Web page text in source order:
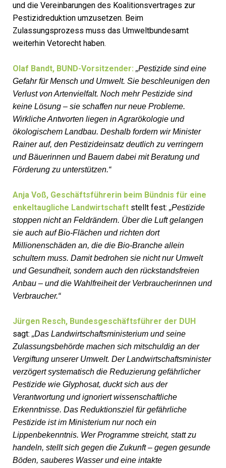
und die Vereinbarungen des Koalitionsvertrages zur
Pestizidreduktion umzusetzen. Beim
Zulassungsprozess muss das Umweltbundesamt
weiterhin Vetorecht haben.
Olaf Bandt, BUND-Vorsitzender: „Pestizide sind eine
Gefahr für Mensch und Umwelt. Sie beschleunigen den
Verlust von Artenvielfalt. Noch mehr Pestizide sind
keine Lösung – sie schaffen nur neue Probleme.
Wirkliche Antworten liegen in Agrarökologie und
ökologischem Landbau. Deshalb fordern wir Minister
Rainer auf, den Pestizideinsatz deutlich zu verringern
und Bäuerinnen und Bauern dabei mit Beratung und
Förderung zu unterstützen.“
Anja Voß, Geschäftsführerin beim Bündnis für eine
enkeltaugliche Landwirtschaft stellt fest: „Pestizide
stoppen nicht an Feldrändern. Über die Luft gelangen
sie auch auf Bio-Flächen und richten dort
Millionenschäden an, die die Bio-Branche allein
schultern muss. Damit bedrohen sie nicht nur Umwelt
und Gesundheit, sondern auch den rückstandsfreien
Anbau – und die Wahlfreiheit der Verbraucherinnen und
Verbraucher.“
Jürgen Resch, Bundesgeschäftsführer der DUH
sagt: „Das Landwirtschaftsministerium und seine
Zulassungsbehörde machen sich mitschuldig an der
Vergiftung unserer Umwelt. Der Landwirtschaftsminister
verzögert systematisch die Reduzierung gefährlicher
Pestizide wie Glyphosat, duckt sich aus der
Verantwortung und ignoriert wissenschaftliche
Erkenntnisse. Das Reduktionsziel für gefährliche
Pestizide ist im Ministerium nur noch ein
Lippenbekenntnis. Wer Programme streicht, statt zu
handeln, stellt sich gegen die Zukunft – gegen gesunde
Böden, sauberes Wasser und eine intakte